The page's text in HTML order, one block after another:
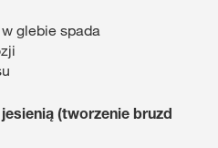
glebie spada
(tworzenie bruzd